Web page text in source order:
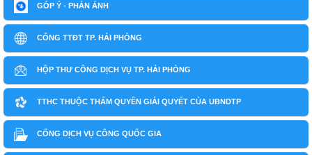
GÓP Ý - PHẢN ÁNH
CỔNG TTĐT TP. HẢI PHÒNG
HỘP THƯ CÔNG DỊCH VỤ TP. HẢI PHÒNG
TTHC THUỘC THẨM QUYỀN GIẢI QUYẾT CỦA UBNDTP
CỔNG DỊCH VỤ CÔNG QUỐC GIA